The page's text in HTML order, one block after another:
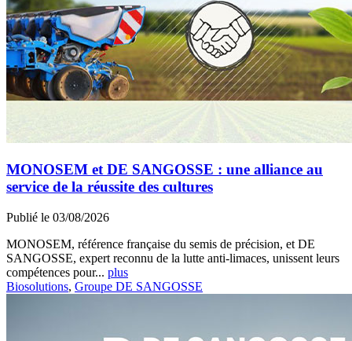
MONOSEM et DE SANGOSSE : une alliance au
service de la réussite des cultures
Publié le 03/08/2026
MONOSEM, référence française du semis de précision, et DE
SANGOSSE, expert reconnu de la lutte anti-limaces, unissent leurs
compétences pour... plus
Biosolutions, Groupe DE SANGOSSE